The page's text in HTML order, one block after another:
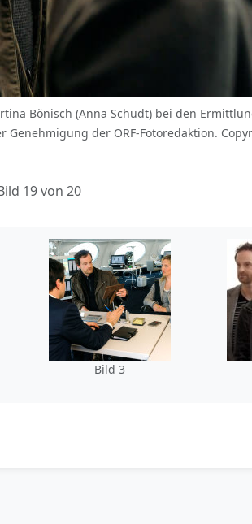
Bönisch (Anna Schudt) bei den
der ORF-Fotoredaktion.
19 von 20
Bild 3